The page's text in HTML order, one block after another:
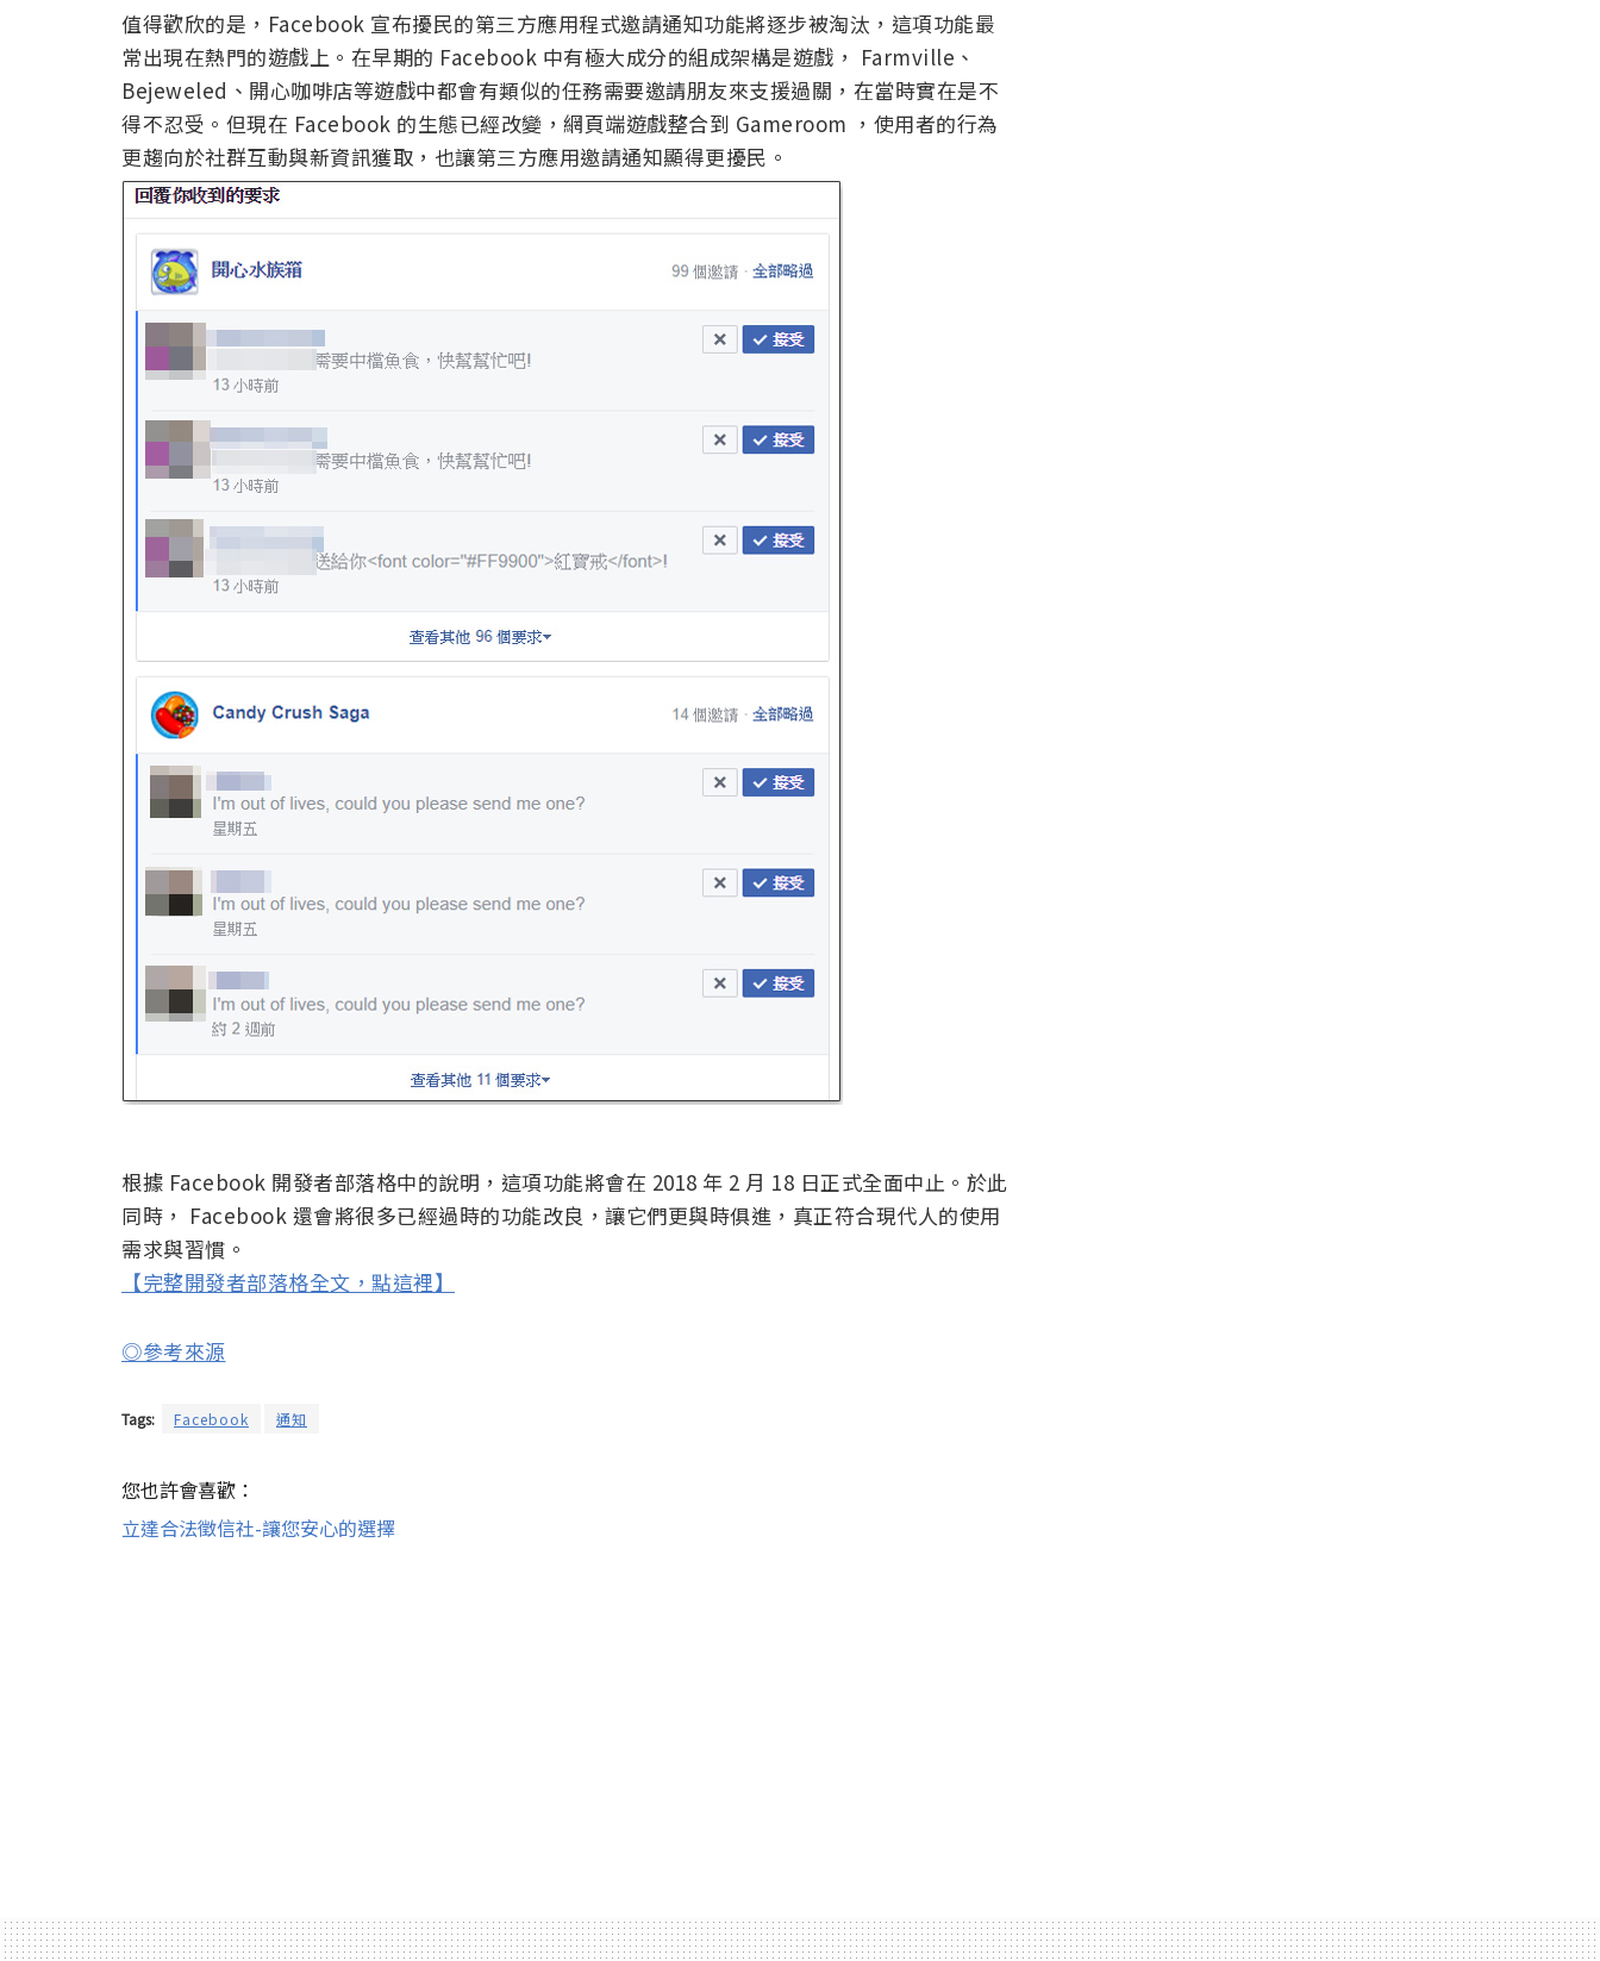
值得歡欣的是，Facebook 宣布擾民的第三方應用程式邀請通知功能將逐步被淘汰，這項功能最
常出現在熱門的遊戲上。在早期的 Facebook 中有極大成分的組成架構是遊戲， Farmville、
Bejeweled、開心咖啡店等遊戲中都會有類似的任務需要邀請朋友來支援過關，在當時實在是不
得不忍受。但現在 Facebook 的生態已經改變，網頁端遊戲整合到 Gameroom ，使用者的行為
更趨向於社群互動與新資訊獲取，也讓第三方應用邀請通知顯得更擾民。
根據 Facebook 開發者部落格中的說明，這項功能將會在 2018 年 2 月 18 日正式全面中止。於此
同時， Facebook 還會將很多已經過時的功能改良，讓它們更與時俱進，真正符合現代人的使用
需求與習慣。
【完整開發者部落格全文，點這裡】
◎參考來源
Tags: Facebook 通知
您也許會喜歡：
立達合法徵信社-讓您安心的選擇